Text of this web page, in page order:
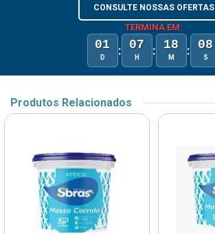
CONSULTE NOSSAS OFERTAS
TERMINA EM:
01
D : 07
H : 18
M : 08
S
Produtos Relacionados